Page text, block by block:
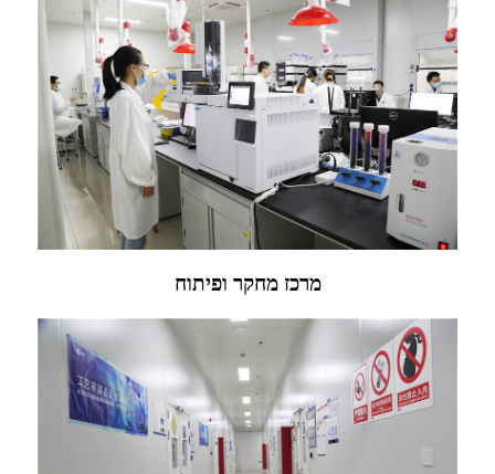
מרכז מחקר ופיתוח